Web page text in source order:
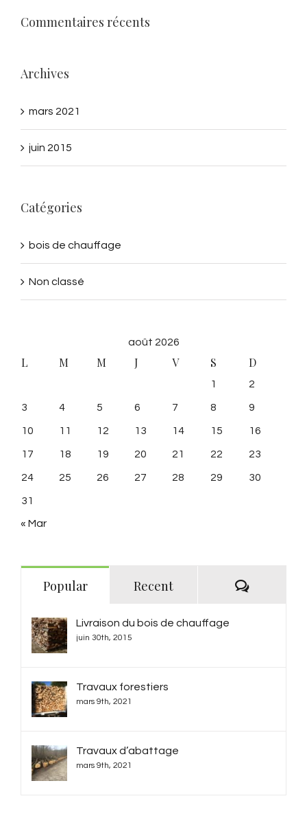
Commentaires récents
Archives
mars 2021
juin 2015
Catégories
bois de chauffage
Non classé
août 2026
L M M J V S D
1 2
3 4 5 6 7 8 9
10 11 12 13 14 15 16
17 18 19 20 21 22 23
24 25 26 27 28 29 30
31
« Mar
Popular Recent
Livraison du bois de chauffage
juin 30th, 2015
Travaux forestiers
mars 9th, 2021
Travaux d’abattage
mars 9th, 2021